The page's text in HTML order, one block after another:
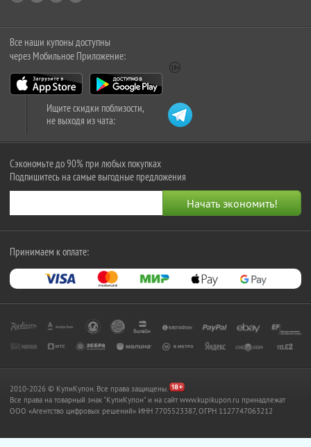
Все наши купоны доступны
через Мобильное Приложение:
Ищите скидки поблизости,
не выходя из чата:
Сэкономьте до 90% при любых покупках
Подпишитесь на самые выгодные предложения
Принимаем к оплате:
2010-2026 © КупиКупон. Все права защищены.
Все права на товарный знак "КупиКупон" и на сайт www.kupikupon.ru принадлежат
OOO «Агентство цифровых решений» ИНН 7705523387, ОГРН 1127747063212